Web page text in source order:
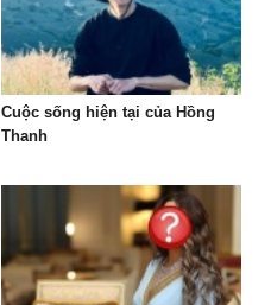
Cuộc sống hiện tại của Hồng
Thanh